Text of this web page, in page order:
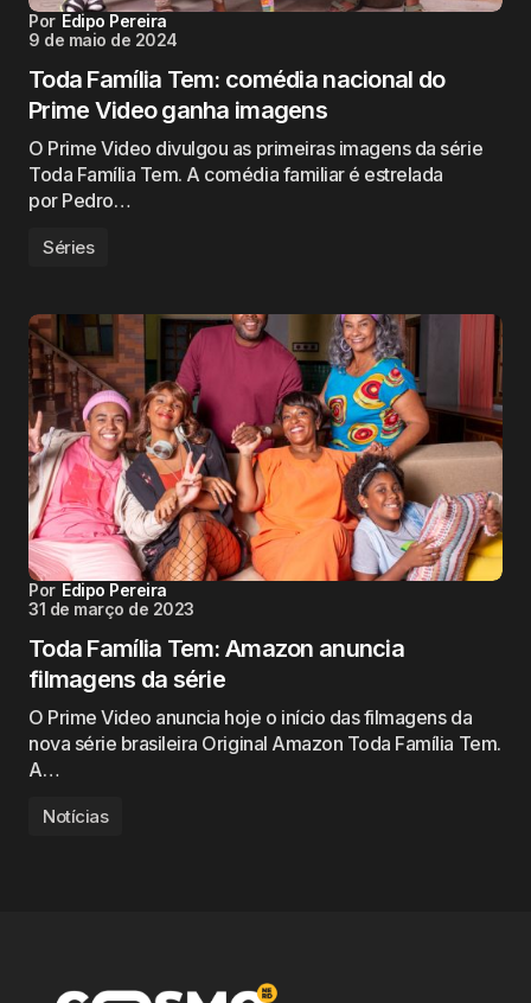
Por Edipo Pereira
9 de maio de 2024
Toda Família Tem: comédia nacional do
Prime Video ganha imagens
O Prime Video divulgou as primeiras imagens da série
Toda Família Tem. A comédia familiar é estrelada
por Pedro…
Séries
Por Edipo Pereira
31 de março de 2023
Toda Família Tem: Amazon anuncia
filmagens da série
O Prime Video anuncia hoje o início das filmagens da
nova série brasileira Original Amazon Toda Família Tem.
A…
Notícias